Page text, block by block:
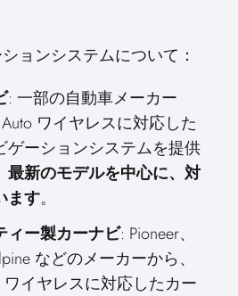
ョンシステムについて：
: 一部の自動車メーカー
ワイヤレスに対応した
ゲーションシステムを提供
最新のモデルを中心に、対
ます。
ィー製カーナビ: Pioneer、
などのメーカーから、
ワイヤレスに対応したカー